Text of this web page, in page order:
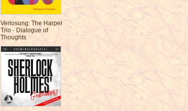
Verlosung: The Harper
Trio - Dialogue of
Thoughts